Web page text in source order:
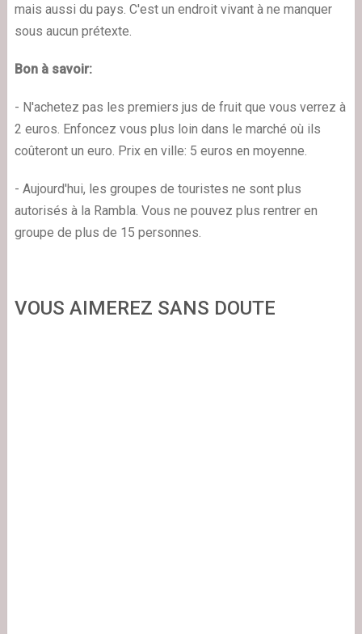
mais aussi du pays. C'est un endroit vivant à ne manquer
sous aucun prétexte.
Bon à savoir:
- N'achetez pas les premiers jus de fruit que vous verrez à
2 euros. Enfoncez vous plus loin dans le marché où ils
coûteront un euro. Prix en ville: 5 euros en moyenne.
- Aujourd'hui, les groupes de touristes ne sont plus
autorisés à la Rambla. Vous ne pouvez plus rentrer en
groupe de plus de 15 personnes.
VOUS AIMEREZ SANS DOUTE